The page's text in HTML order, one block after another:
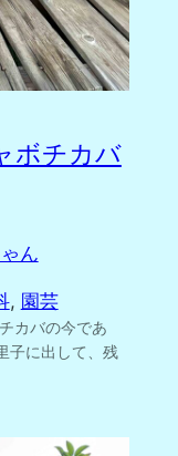
ボチカバ
ん
, 園芸
カバの今であ
子に出して、残